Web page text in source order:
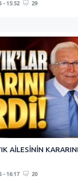
- 15:52 29
AİLESİNİN
- 16:17 20